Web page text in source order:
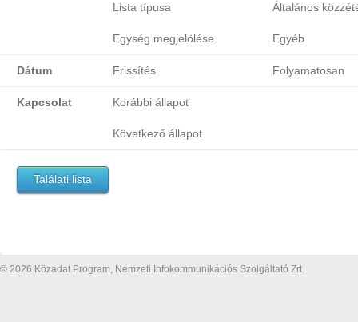
Lista típusa Általános
Egység megjelölése Egyéb
Dátum Frissítés Folyamatosan
Kapcsolat Korábbi állapot
Következő állapot
Találati lista
© 2026 Közadat Program, Nemzeti Infokommunikációs Szolgáltató Zrt.